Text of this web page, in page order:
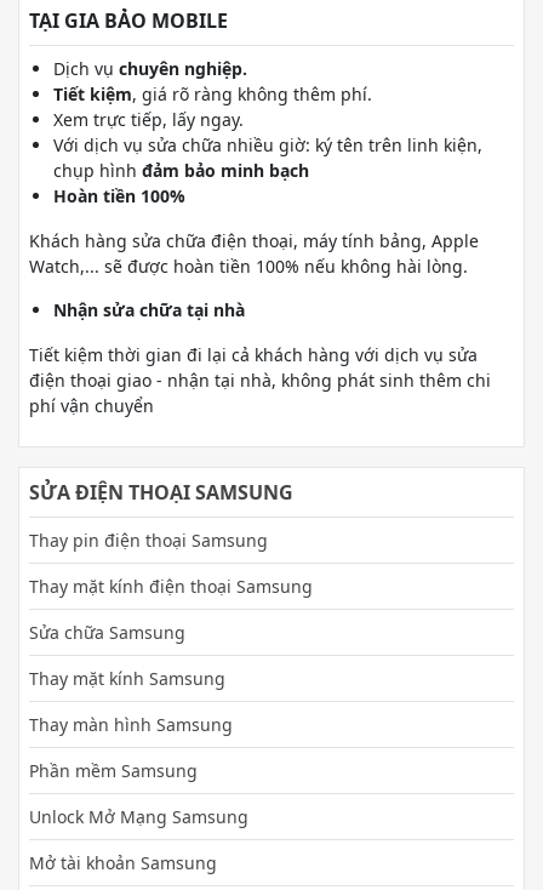
TẠI GIA BẢO MOBILE
Dịch vụ chuyên nghiệp.
Tiết kiệm, giá rõ ràng không thêm phí.
Xem trực tiếp, lấy ngay.
Với dịch vụ sửa chữa nhiều giờ: ký tên trên linh kiện,
chụp hình đảm bảo minh bạch
Hoàn tiền 100%
Khách hàng sửa chữa điện thoại, máy tính bảng, Apple
Watch,... sẽ được hoàn tiền 100% nếu không hài lòng.
Nhận sửa chữa tại nhà
Tiết kiệm thời gian đi lại cả khách hàng với dịch vụ sửa
điện thoại giao - nhận tại nhà, không phát sinh thêm chi
phí vận chuyển
SỬA ĐIỆN THOẠI SAMSUNG
Thay pin điện thoại Samsung
Thay mặt kính điện thoại Samsung
Sửa chữa Samsung
Thay mặt kính Samsung
Thay màn hình Samsung
Phần mềm Samsung
Unlock Mở Mạng Samsung
Mở tài khoản Samsung